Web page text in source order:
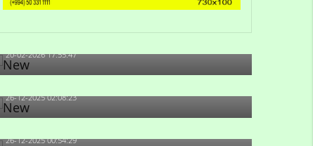
artıb?
20-02-2026 17:55:47
Məni bura NAZİR GÖNDƏRİB - 1937-ci ildən
fəaliyyətdə olan və...
26-12-2025 02:08:23
-Ay qız, sən məhkəməni udmayacaqsan... Sən
bilirsən də, məni...
26-12-2025 00:54:29